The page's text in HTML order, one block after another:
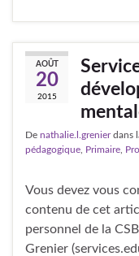
AOÛT
20
2015
De nathalie.l.grenierdans
pédagogique Primaire
Vous devez vous
contenu de cet
personnel de la
Grenier